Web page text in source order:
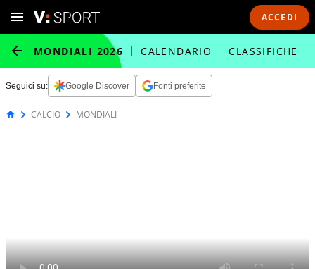
ACCEDI
MONDIALI 2026 CALENDARIO CLASSIFICHE
Seguici su: Google Discover Fonti preferite
CALCIO MONDIALI